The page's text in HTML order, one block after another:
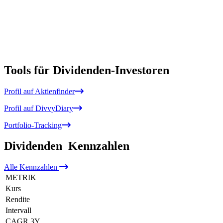
Tools für Dividenden-Investoren
Profil auf Aktienfinder
Profil auf DivvyDiary
Portfolio-Tracking
Dividenden Kennzahlen
Alle Kennzahlen
METRIK
Kurs
Rendite
Intervall